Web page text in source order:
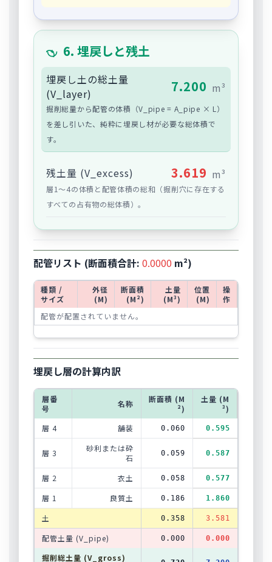
6. 埋戻しと残土
埋戻し土の総土量
(V_layer)
7.200 m³
掘削総量から配管の体積（V_pipe = A_pipe × L）
を差し引いた、純粋に埋戻し材が必要な総体積で
す。
残土量 (V_excess) 3.619 m³
層1〜4の体積と配管体積の総和（掘削穴に存在する
すべての占有物の総体積）。
配管リスト (断面積合計: 0.0000 m²)
種類 /
サイズ
外径
(M)
断面積
(M²)
土量
(M³)
位置
(M)
操
作
配管が配置されていません。
埋戻し層の計算内訳
層番
号
名称
断面積 (M
²)
土量 (M
³)
層 4
舗装 0.060 0.595
層 3
砂利または砕
石
0.059 0.587
層 2 衣土 0.058 0.577
層 1 良質土 0.186 1.860
土 0.358 3.581
配管土量 (V_pipe) 0.000 0.000
掘削総土量 (V_gross)